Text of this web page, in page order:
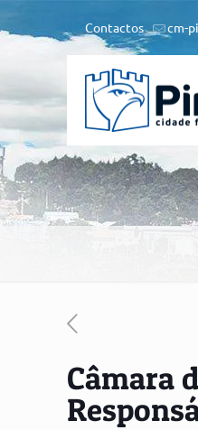
Contactos cm-
Câmara